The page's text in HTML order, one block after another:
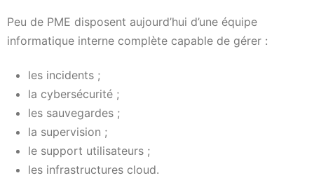
Peu de PME disposent aujourd’hui d’une équipe
informatique interne complète capable de gérer :
les incidents ;
la cybersécurité ;
les sauvegardes ;
la supervision ;
le support utilisateurs ;
les infrastructures cloud.